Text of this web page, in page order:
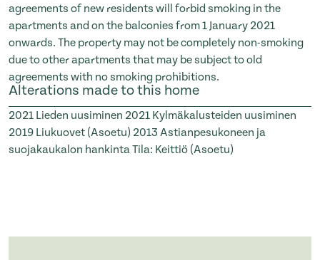
agreements of new residents will forbid smoking in the
apartments and on the balconies from 1 January 2021
onwards. The property may not be completely non-smoking
due to other apartments that may be subject to old
agreements with no smoking prohibitions.
Alterations made to this home
2021 Lieden uusiminen 2021 Kylmäkalusteiden uusiminen
2019 Liukuovet (Asoetu) 2013 Astianpesukoneen ja
suojakaukalon hankinta Tila: Keittiö (Asoetu)